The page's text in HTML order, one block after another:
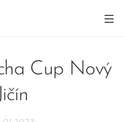
Cup Nový